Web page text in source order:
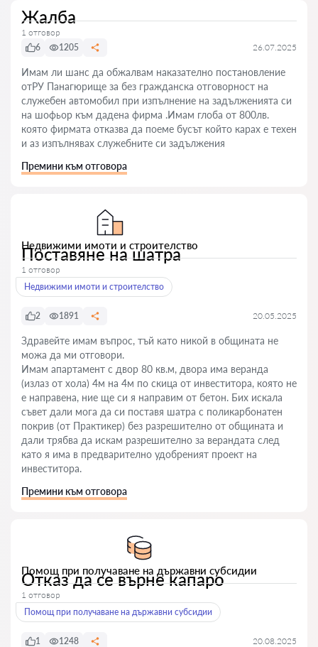
Жалба
1 отговор
6
1205 26.07.2025
Имам ли шанс да обжалвам наказателно постановление
отРУ Панагюрище за без гражданска отговорност на
служебен автомобил при изпълнение на задълженията си
на шофьор към дадена фирма .Имам глоба от 800лв.
която фирмата отказва да поеме бусът който карах е техен
и аз изпълнявах служебните си задължения
Премини към отговора
Недвижими имоти и строителство
Поставяне на шатра
1 отговор
Недвижими имоти и строителство
2 1891 20.05.2025
Здравейте имам въпрос, тъй като никой в общината не
можа да ми отговори.
Имам апартамент с двор 80 кв.м, двора има веранда
(излаз от хола) 4м на 4м по скица от инвеститора, която не
е направена, ние ще си я направим от бетон. Бих искала
съвет дали мога да си поставя шатра с поликарбонатен
покрив (от Практикер) без разрешително от общината и
дали трябва да искам разрешително за верандата след
като я има в предварително удобреният проект на
инвеститора.
Премини към отговора
Помощ при получаване на държавни субсидии
Отказ да се върне капаро
1 отговор
Помощ при получаване на държавни субсидии
1 1248 20.08.2025